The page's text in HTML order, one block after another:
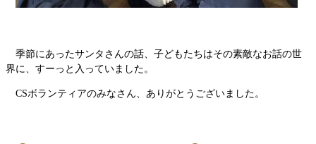
季節にあったサンタさんの話、子どもたちはその素敵なお話の世
界に、すーっと入っていました。
CSボランティアのみなさん、ありがとうございました。